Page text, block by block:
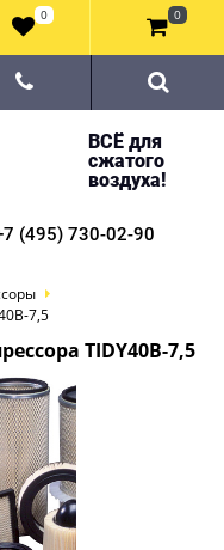
ВСЁ для
сжатого
воздуха!
(495) 730-02-90
7,5
TIDY40B-7,5
0 0